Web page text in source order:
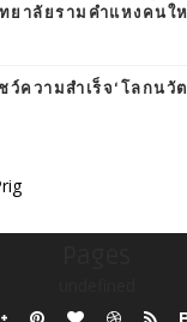
ยาลัยรามคำแหงคนใ
ว์ความสำเร็จ‘โลกนวั